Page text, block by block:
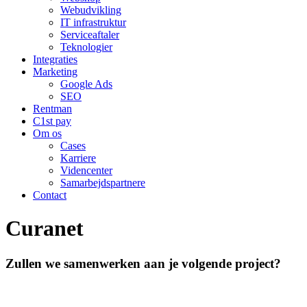
Webudvikling
IT infrastruktur
Serviceaftaler
Teknologier
Integraties
Marketing
Google Ads
SEO
Rentman
C1st pay
Om os
Cases
Karriere
Videncenter
Samarbejdspartnere
Contact
Curanet
Zullen we samenwerken aan je volgende project?